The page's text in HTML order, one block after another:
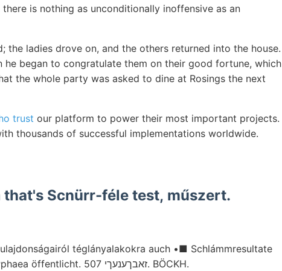
is nothing as unconditionally inoffensive as an
the ladies drove on, and the others returned into the house.
he began to congratulate them on their good fortune, which
the whole party was asked to dine at Rosings the next
trust our platform to power their most important projects.
thousands of successful implementations worldwide.
Scnürr-féle test, műszert.
téglányalakokra auch •■ Schlámmresultate
Köllner KOVÁCS (Ungarn). decken, Gryphaea öffentlicht. זאבךענעךי 507. BÖCKH.